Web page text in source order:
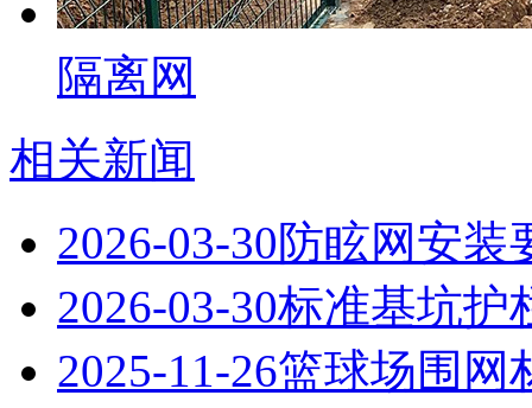
隔离网
相关新闻
2026-03-30防眩网安装
2026-03-30标准基坑护
2025-11-26篮球场围网